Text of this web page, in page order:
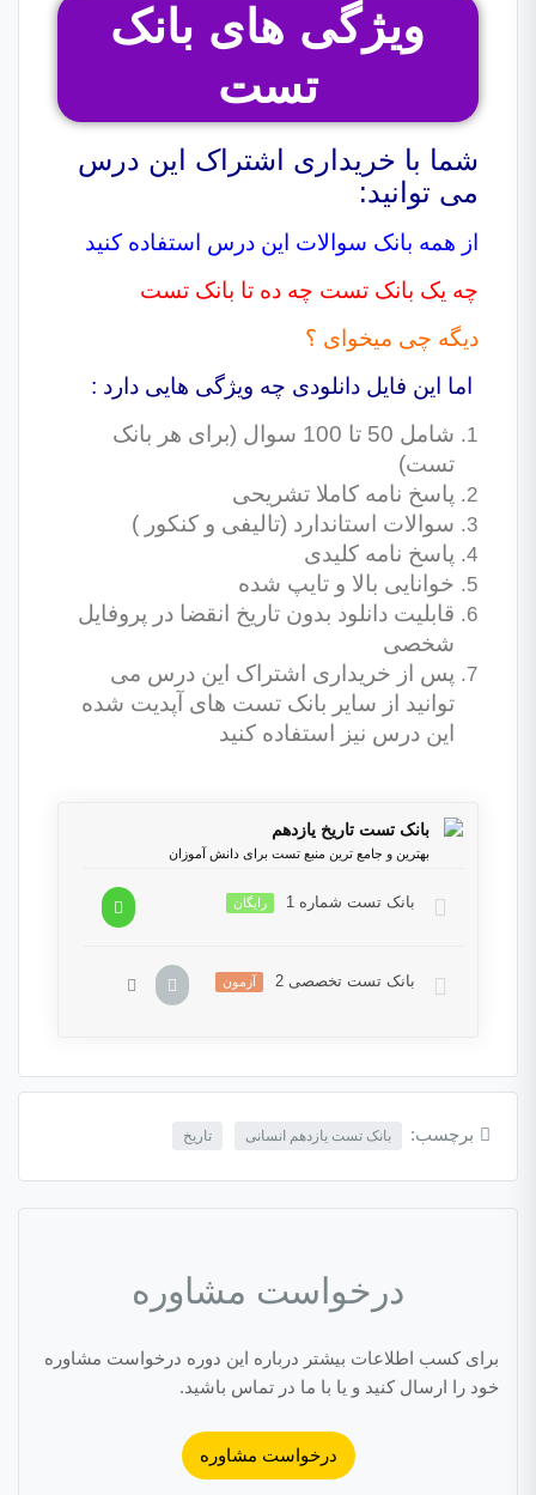
ویژگی های بانک
تست
شما با خریداری اشتراک این درس
می توانید:
از همه بانک سوالات این درس استفاده کنید
چه یک بانک تست چه ده تا بانک تست
دیگه چی میخوای ؟
اما این فایل دانلودی چه ویژگی هایی دارد :
شامل 50 تا 100 سوال (برای هر بانک
تست)
پاسخ نامه کاملا تشریحی
سوالات استاندارد (تالیفی و کنکور )
پاسخ نامه کلیدی
خوانایی بالا و تایپ شده
قابلیت دانلود بدون تاریخ انقضا در پروفایل
شخصی
پس از خریداری اشتراک این درس می
توانید از سایر بانک تست های آپدیت شده
این درس نیز استفاده کنید
بانک تست تاریخ یازدهم
بهترین و جامع ترین منبع تست برای دانش آموزان
بانک تست شماره 1 رایگان
بانک تست تخصصی 2 آزمون
برچسب: بانک تست یازدهم انسانی تاریخ
درخواست مشاوره
برای کسب اطلاعات بیشتر درباره این دوره درخواست مشاوره
خود را ارسال کنید و یا با ما در تماس باشید.
درخواست مشاوره